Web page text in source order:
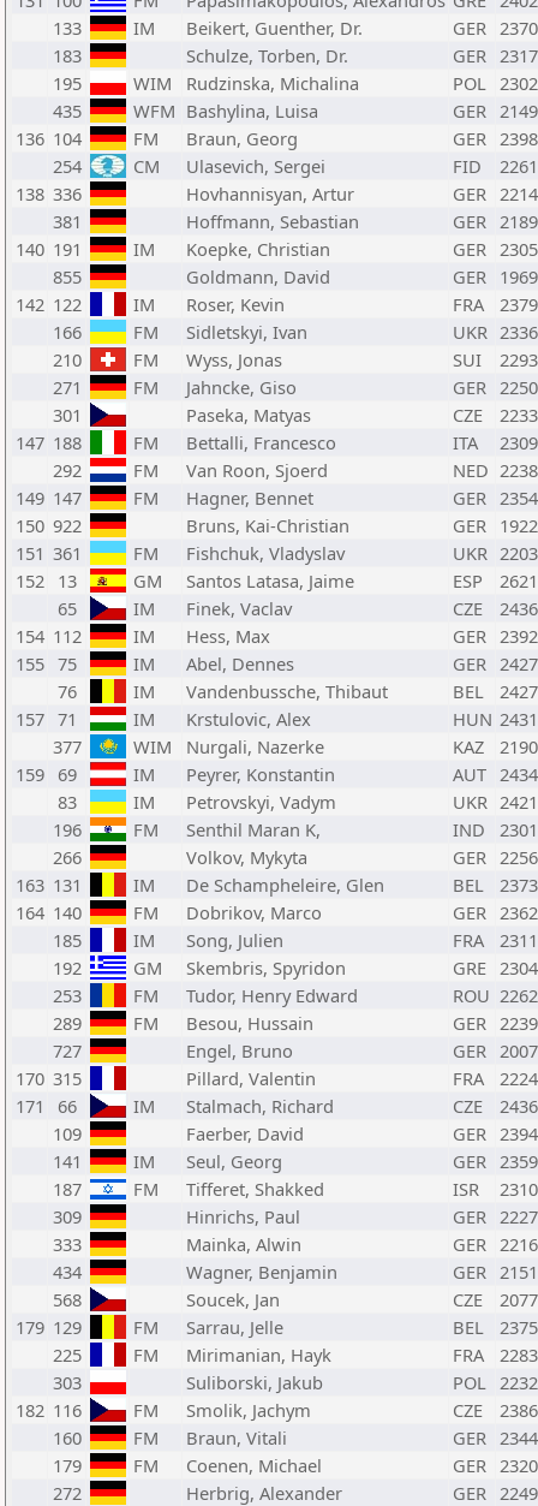
133
IM Beikert, Guenther, Dr. GER 2370
183
Schulze, Torben, Dr. GER 2317
195
WIM Rudzinska, Michalina POL 2302
435
WFM Bashylina, Luisa GER 2149
136 104 FM Braun, Georg GER 2398
254
CM Ulasevich, Sergei FID
2261
138 336 Hovhannisyan, Artur GER 2214
381
Hoffmann, Sebastian GER 2189
140 191 IM Koepke, Christian GER 2305
855
Goldmann, David GER 1969
142 122 IM Roser, Kevin FRA
2379
166
FM Sidletskyi, Ivan UKR 2336
210
FM Wyss, Jonas SUI
2293
271
FM Jahncke, Giso GER 2250
301
Paseka, Matyas CZE
2233
147 188 FM Bettalli, Francesco ITA
2309
292
FM Van Roon, Sjoerd NED 2238
149 147 FM Hagner, Bennet GER 2354
150 922 Bruns, Kai-Christian GER 1922
151 361 FM Fishchuk, Vladyslav UKR 2203
152 13 GM Santos Latasa, Jaime ESP
2621
65
IM Finek, Vaclav CZE
2436
154 112 IM Hess, Max GER 2392
155 75 IM Abel, Dennes GER 2427
76
IM Vandenbussche, Thibaut BEL
2427
157 71 IM Krstulovic, Alex HUN 2431
377
WIM Nurgali, Nazerke KAZ
2190
159 69 IM Peyrer, Konstantin AUT 2434
83
IM Petrovskyi, Vadym UKR 2421
196
FM Senthil Maran K, IND
2301
266
Volkov, Mykyta GER 2256
163 131 IM De Schampheleire, Glen BEL
2373
164 140 FM Dobrikov, Marco GER 2362
185
IM Song, Julien FRA
2311
192
GM Skembris, Spyridon GRE 2304
253
FM Tudor, Henry Edward ROU 2262
289
FM Besou, Hussain GER 2239
727
Engel, Bruno GER 2007
170 315 Pillard, Valentin FRA
2224
171
66 IM Stalmach, Richard CZE
2436
109
Faerber, David GER 2394
141
IM Seul, Georg GER 2359
187
FM Tifferet, Shakked ISR
2310
309
Hinrichs, Paul GER 2227
333
Mainka, Alwin GER 2216
434
Wagner, Benjamin GER 2151
568
Soucek, Jan CZE
2077
179 129 FM Sarrau, Jelle BEL
2375
225
FM Mirimanian, Hayk FRA
2283
303
Suliborski, Jakub POL 2232
182 116 FM Smolik, Jachym CZE
2386
160
FM Braun, Vitali GER 2344
179
FM Coenen, Michael GER 2320
272
Herbrig, Alexander GER 2249